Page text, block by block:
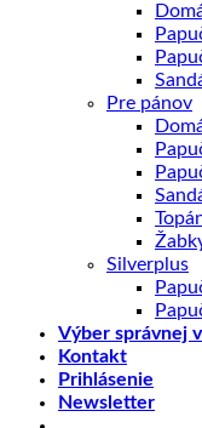
Pre pánov
Silverplus
Výber správnej
Kontakt
Prihlásenie
Newsletter